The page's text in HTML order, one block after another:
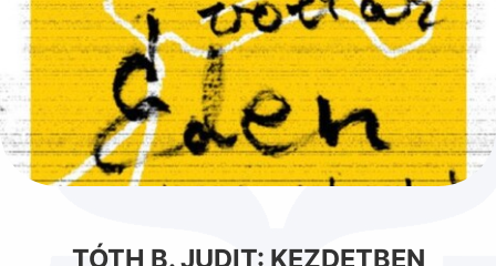
TÓTH B. JUDIT: KEZDETBEN